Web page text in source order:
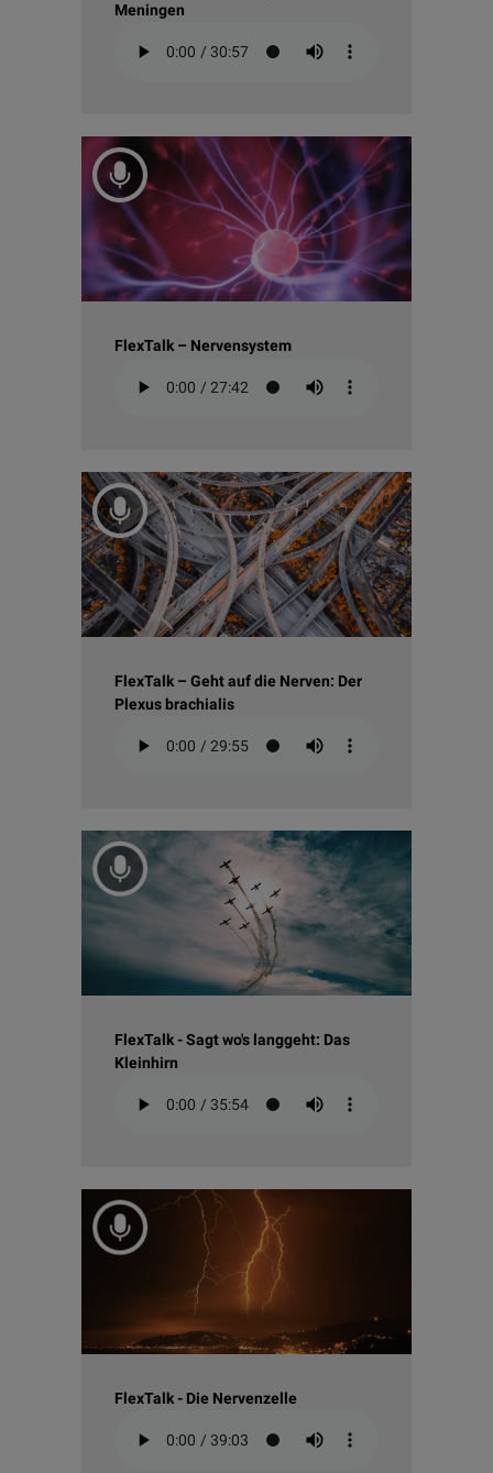
Meningen
FlexTalk – Nervensystem
FlexTalk – Geht auf die Nerven: Der
Plexus brachialis
FlexTalk - Sagt wo's langgeht: Das
Kleinhirn
FlexTalk - Die Nervenzelle